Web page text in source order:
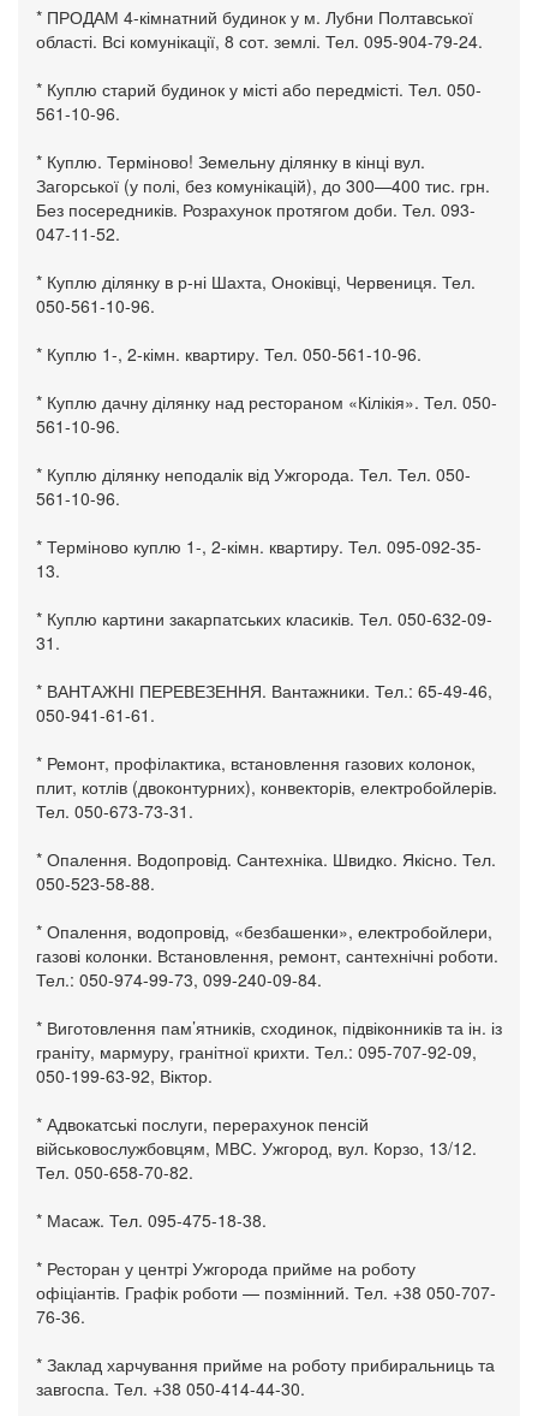
* ПРОДАМ 4-кімнатний будинок у м. Лубни Полтавської
області. Всі комунікації, 8 сот. землі. Тел. 095-904-79-24.
* Куплю старий будинок у місті або передмісті. Тел. 050-
561-10-96.
* Куплю. Терміново! Земельну ділянку в кінці вул.
Загорської (у полі, без комунікацій), до 300—400 тис. грн.
Без посередників. Розрахунок протягом доби. Тел. 093-
047-11-52.
* Куплю ділянку в р-ні Шахта, Оноківці, Червениця. Тел.
050-561-10-96.
* Куплю 1-, 2-кімн. квартиру. Тел. 050-561-10-96.
* Куплю дачну ділянку над рестораном «Кілікія». Тел. 050-
561-10-96.
* Куплю ділянку неподалік від Ужгорода. Тел. Тел. 050-
561-10-96.
* Терміново куплю 1-, 2-кімн. квартиру. Тел. 095-092-35-
13.
* Куплю картини закарпатських класиків. Тел. 050-632-09-
31.
* ВАНТАЖНІ ПЕРЕВЕЗЕННЯ. Вантажники. Тел.: 65-49-46,
050-941-61-61.
* Ремонт, профілактика, встановлення газових колонок,
плит, котлів (двоконтурних), конвекторів, електробойлерів.
Тел. 050-673-73-31.
* Опалення. Водопровід. Сантехніка. Швидко. Якісно. Тел.
050-523-58-88.
* Опалення, водопровід, «безбашенки», електробойлери,
газові колонки. Встановлення, ремонт, сантехнічні роботи.
Тел.: 050-974-99-73, 099-240-09-84.
* Виготовлення пам’ятників, сходинок, підвіконників та ін. із
граніту, мармуру, гранітної крихти. Тел.: 095-707-92-09,
050-199-63-92, Віктор.
* Адвокатські послуги, перерахунок пенсій
військовослужбовцям, МВС. Ужгород, вул. Корзо, 13/12.
Тел. 050-658-70-82.
* Масаж. Тел. 095-475-18-38.
* Ресторан у центрі Ужгорода прийме на роботу
офіціантів. Графік роботи — позмінний. Тел. +38 050-707-
76-36.
* Заклад харчування прийме на роботу прибиральниць та
завгоспа. Тел. +38 050-414-44-30.